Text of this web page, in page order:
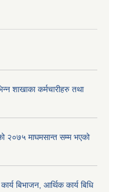
शाखाका कर्मचारीहरु तथा
२०७५ माघमसान्त सम्म भएको
बिभाजन, आर्थिक कार्य बिधि